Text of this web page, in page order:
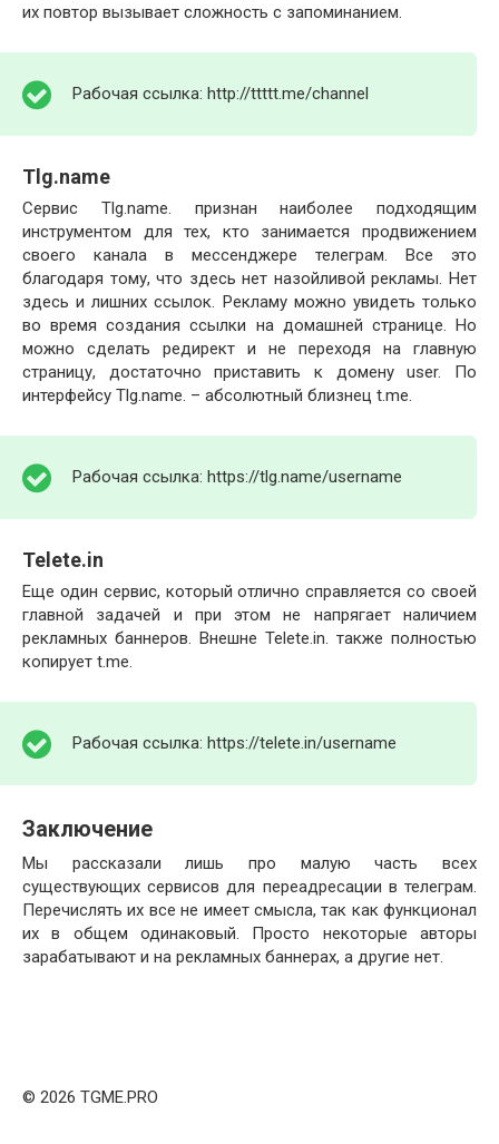
их повтор вызывает сложность с запоминанием.
Рабочая ссылка: http://ttttt.me/channel
Tlg.name
Сервис Tlg.name. признан наиболее подходящим
инструментом для тех, кто занимается продвижением
своего канала в мессенджере телеграм. Все это
благодаря тому, что здесь нет назойливой рекламы. Нет
здесь и лишних ссылок. Рекламу можно увидеть только
во время создания ссылки на домашней странице. Но
можно сделать редирект и не переходя на главную
страницу, достаточно приставить к домену user. По
интерфейсу Tlg.name. – абсолютный близнец t.me.
Рабочая ссылка: https://tlg.name/username
Telete.in
Еще один сервис, который отлично справляется со своей
главной задачей и при этом не напрягает наличием
рекламных баннеров. Внешне Telete.in. также полностью
копирует t.me.
Рабочая ссылка: https://telete.in/username
Заключение
Мы рассказали лишь про малую часть всех
существующих сервисов для переадресации в телеграм.
Перечислять их все не имеет смысла, так как функционал
их в общем одинаковый. Просто некоторые авторы
зарабатывают и на рекламных баннерах, а другие нет.
© 2026 TGME.PRO